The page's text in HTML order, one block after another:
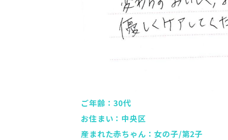
ご年齢：30代
お住まい：中央区
産まれた赤ちゃん：女の子/第2子